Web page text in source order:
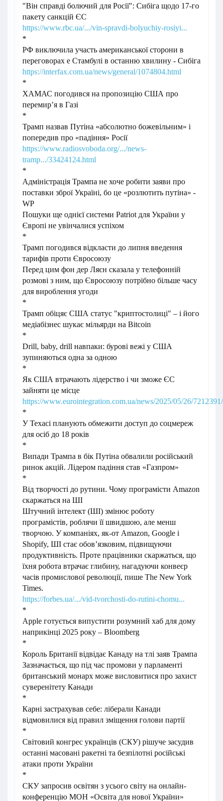
"Він справді болючий для Росії": Сибіга щодо 17-го
пакету санкцій ЄС
https://www.rbc.ua/.../vin-spravdi-bolyuchiy-rosiyi...
*
РФ виключила участь американської сторони в
переговорах e Стамбулі в останню хвилину - Сибіга
https://interfax.com.ua/news/general/1074804.html
*
ХАМАС погодився на пропозицію США про
перемир’я в Газі
*
Трамп назвав Путіна «абсолютно божевільним» і
попередив про «падіння» Росії
https://www.radiosvoboda.org/.../news-
tramp.../33424124.html
*
Адміністрація Трампа не хоче робити заяви про
поставки зброї Україні, бо це «розлютить путіна» -
WP
Пошуки ще однієї системи Patriot для України у
Європі не увінчалися успіхом
*
Трамп погодився відкласти до липня введення
тарифів проти Євросоюзу
Перед цим фон дер Ляєн сказала у телефонній
розмові з ним, що Євросоюзу потрібно більше часу
для вироблення угоди
*
Трамп обіцяє США статус "криптостолиці" – і його
медіабізнес шукає мільярди на Bitcoin
*
Drill, baby, drill навпаки: бурові вежі у США
зупиняються одна за одною
*
Як США втрачають лідерство і чи зможе ЄС
зайняти це місце
https://www.eurointegration.com.ua/news/2025/05/26/7212391/
*
У Техасі планують обмежити доступ до соцмереж
для осіб до 18 років
*
Випади Трампа в бік Путіна обвалили російський
ринок акцій. Лідером падіння став «Газпром»
*
Від творчості до рутини. Чому програмісти Amazon
скаржаться на ШІ
Штучний інтелект (ШІ) змінює роботу
програмістів, роблячи її швидшою, але менш
творчою. У компаніях, як-от Amazon, Google і
Shopify, ШІ стає обов’язковим, підвищуючи
продуктивність. Проте працівники скаржаться, що
їхня робота втрачає глибину, нагадуючи конвеєр
часів промислової революції, пише The New York
Times.
https://forbes.ua/.../vid-tvorchosti-do-rutini-chomu...
*
Apple готується випустити розумний хаб для дому
наприкінці 2025 року – Bloomberg
*
Король Британії відвідає Канаду на тлі заяв Трампа
Зазначається, що під час промови у парламенті
британський монарх може висловитися про захист
суверенітету Канади
*
Карні застрахував себе: ліберали Канади
відмовилися від правил зміщення голови партії
*
Світовий конгрес українців (СКУ) рішуче засудив
останні масовані ракетні та безпілотні російські
атаки проти України
*
СКУ запросив освітян з усього світу на онлайн-
конференцію МОН «Освіта для нової України»